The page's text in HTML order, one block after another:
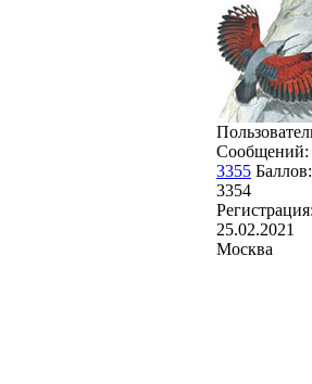
Сообщений:
3355 Баллов:
3354
Регистрация:
25.02.2021
Москва